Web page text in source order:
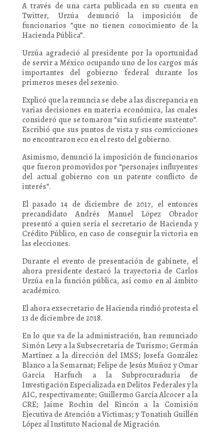
A través de una carta publicada en su cuenta en
Twitter, Urzúa denunció la imposición de
funcionarios “que no tienen conocimiento de la
Hacienda Pública”.
Urzúa agradeció al presidente por la oportunidad
de servir a México ocupando uno de los cargos más
importantes del gobierno federal durante los
primeros meses del sexenio.
Explicó que la renuncia se debe a las discrepancia en
varias decisiones en materia económica, las cuales
consideró que se tomaron “sin suficiente sustento“.
Escribió que sus puntos de vista y sus convicciones
no encontraron eco en el resto del gobierno.
Asimismo, denunció la imposición de funcionarios
que fueron promovidos por “personajes influyentes
del actual gobierno con un patente conflicto de
interés“.
El pasado 14 de diciembre de 2017, el entonces
precandidato Andrés Manuel López Obrador
presentó a quien sería el secretario de Hacienda y
Crédito Público, en caso de conseguir la victoria en
las elecciones.
Durante el evento de presentación de gabinete, el
ahora presidente destacó la trayectoria de Carlos
Urzúa en la función pública, así como en al ámbito
académico.
El ahora exsecretario de Hacienda rindió protesta el
13 de diciembre de 2018.
En lo que va de la administración, han renunciado
Simón Levy a la Subsecretaría de Turismo; Germán
Martínez a la dirección del IMSS; Josefa González
Blanco a la Semarnat; Felipe de Jesús Muñoz y Omar
García Harfuch a la Subprocuraduría de
Investigación Especializada en Delitos Federales y la
AIC, respectivamente; Guillermo García Alcocer a la
CRE; Jaime Rochín del Rincón a la Comisión
Ejecutiva de Atención a Víctimas; y Tonatiuh Guillén
López al Instituto Nacional de Migración.